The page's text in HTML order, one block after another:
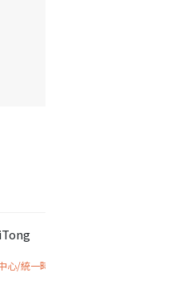
心/統一時代百貨高雄店